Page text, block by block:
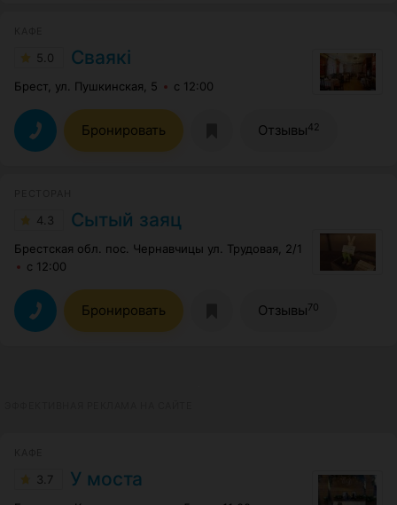
5.0 Сваякi
Брест, ул. Пушкинская, 5 с 12:00
Бронировать Отзывы42
4.3 Сытый заяц
Брестская обл. пос. Чернавчицы ул. Трудовая, 2/1
с 12:00
Бронировать Отзывы70
3.7 У моста